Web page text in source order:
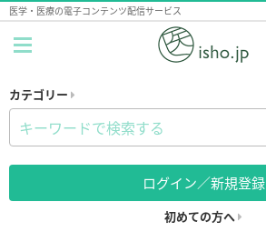
医学・医療の電子コンテンツ配信サービス
カテゴリー
ログイン／新規登録
初めての方へ